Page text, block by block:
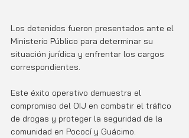
Los detenidos fueron presentados ante el
Ministerio Público para determinar su
situación jurídica y enfrentar los cargos
correspondientes.
Este éxito operativo demuestra el
compromiso del OIJ en combatir el tráfico
de drogas y proteger la seguridad de la
comunidad en Pococí y Guácimo.